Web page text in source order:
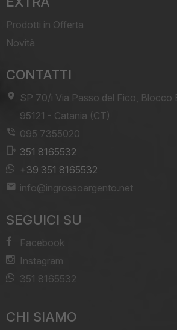
Prodotti in Offerta
Novità
CONTATTI
SP 70/i Via Passo del Fico, Blocco
-
95121 - Catania (CT)
095 7355020
351 8165532
+39 351 8165532
info@ingrossoargento.net
SEGUICI SU
Facebook
Instagram
351 8165532
CHI SIAMO